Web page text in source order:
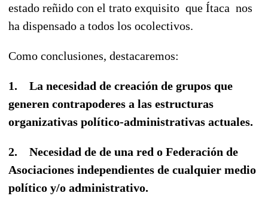
estado reñido con el trato exquisito que Ítaca nos
ha dispensado a todos los ocolectivos.
Como conclusiones, destacaremos:
1. La necesidad de creación de grupos que
generen contrapoderes a las estructuras
organizativas político-administrativas actuales.
2. Necesidad de de una red o Federación de
Asociaciones independientes de cualquier medio
político y/o administrativo.